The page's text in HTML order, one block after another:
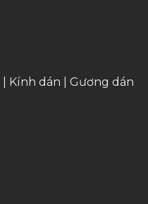
Kính dán
Gương dán